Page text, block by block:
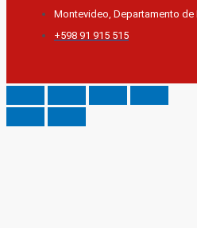
Montevideo, Departamento
+598 91 915 515